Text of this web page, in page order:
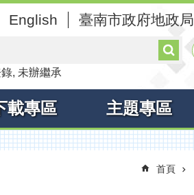
English 臺南市政府地政局
搜
尋
未辦繼承
載專區 主題專區
首頁